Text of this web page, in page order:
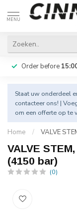
MENU
Order before
Staat uw onderdeel
contacteer ons! |
om een offerte op te
Home / VALVE
VALVE
(4150 bar)
(0)